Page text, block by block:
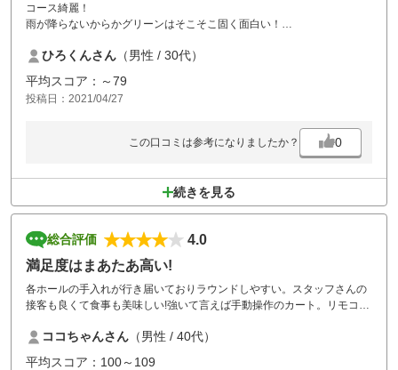
コース綺麗！
雨が降らないからかグリーンはそこそこ固く面白い！
ご飯も良かった！
また来ます！
ひろくんさん （男性 / 30代）
平均スコア：～79
投稿日：2021/04/27
この口コミは参考になりましたか？ 0
続きを見る
総合評価
4.0
満足度はまあたあ高い!
各ホールの手入れが行き届いておりラウンドしやすい。スタッフさんの
接客も良くて食事も美味しい!強いて言えば手動操作のカート。リモコン
ているのに残念。
ココちゃんさん （男性 / 40代）
平均スコア：100～109